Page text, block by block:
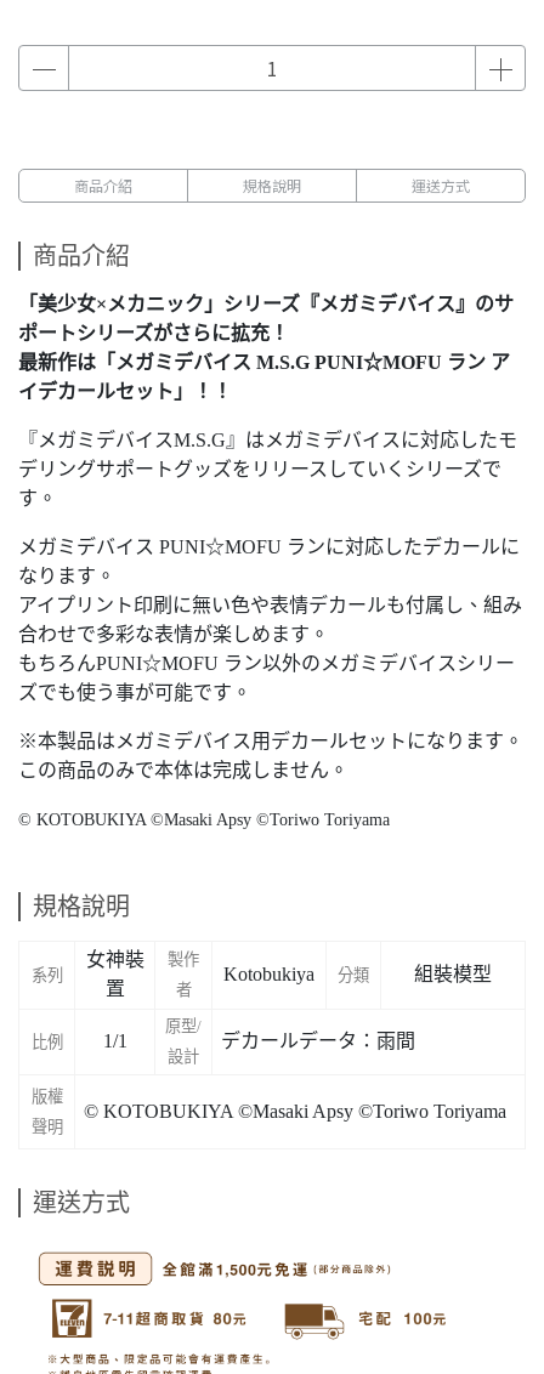
商品介紹 規格說明 運送方式
商品介紹
「美少女×メカニック」シリーズ『メガミデバイス』のサ
ポートシリーズがさらに拡充！
最新作は「メガミデバイス M.S.G PUNI☆MOFU ラン ア
イデカールセット」！！
『メガミデバイスM.S.G』はメガミデバイスに対応したモ
デリングサポートグッズをリリースしていくシリーズで
す。
メガミデバイス PUNI☆MOFU ランに対応したデカールに
なります。
アイプリント印刷に無い色や表情デカールも付属し、組み
合わせで多彩な表情が楽しめます。
もちろんPUNI☆MOFU ラン以外のメガミデバイスシリー
ズでも使う事が可能です。
※本製品はメガミデバイス用デカールセットになります。
この商品のみで本体は完成しません。
© KOTOBUKIYA ©Masaki Apsy ©Toriwo Toriyama
規格說明
系列
女神裝
置
製作
者
Kotobukiya 分類 組裝模型
比例 1/1
原型/
設計
デカールデータ：雨間
版權
聲明
© KOTOBUKIYA ©Masaki Apsy ©Toriwo Toriyama
運送方式